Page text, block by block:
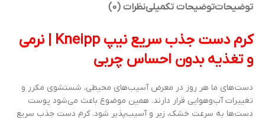
توضیحاتتوضیحات تکمیلینظرات (0)
کرم دست جذب سریع نیپ Kneipp | نرمی
و تغذیه بدون احساس چربی
دست‌های ما هر روز در معرض آسیب‌های محیطی، شستشوی مکرر و
تغییرات آب‌وهوایی قرار دارند. همین موضوع باعث می‌شود پوست
دست‌ها به سرعت خشک، زبر و آسیب‌پذیر شود. کرم دست جذب سریع